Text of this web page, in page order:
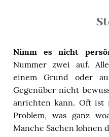
Nimm es nicht
Nummer zwei auf.
einem Grund oder
Gegenüber nicht
anrichten kann. Oft ist
Problem, was ganz
Manche Sachen lohnen